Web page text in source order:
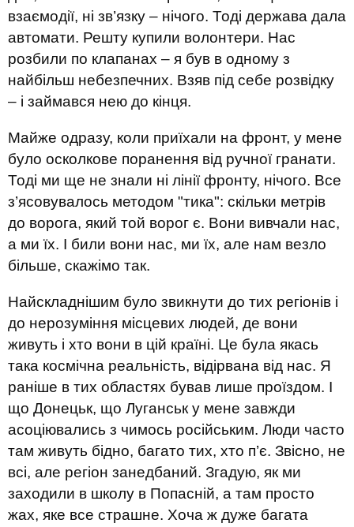
взаємодії, ні зв’язку – нічого. Тоді держава дала
автомати. Решту купили волонтери. Нас
розбили по клапанах – я був в одному з
найбільш небезпечних. Взяв під себе розвідку
– і займався нею до кінця.
Майже одразу, коли приїхали на фронт, у мене
було осколкове поранення від ручної гранати.
Тоді ми ще не знали ні лінії фронту, нічого. Все
з’ясовувалось методом "тика": скільки метрів
до ворога, який той ворог є. Вони вивчали нас,
а ми їх. І били вони нас, ми їх, але нам везло
більше, скажімо так.
Найскладнішим було звикнути до тих регіонів і
до нерозуміння місцевих людей, де вони
живуть і хто вони в цій країні. Це була якась
така космічна реальність, відірвана від нас. Я
раніше в тих областях бував лише проїздом. І
що Донецьк, що Луганськ у мене завжди
асоціювались з чимось російським. Люди часто
там живуть бідно, багато тих, хто п’є. Звісно, не
всі, але регіон занедбаний. Згадую, як ми
заходили в школу в Попасній, а там просто
жах, яке все страшне. Хоча ж дуже багата